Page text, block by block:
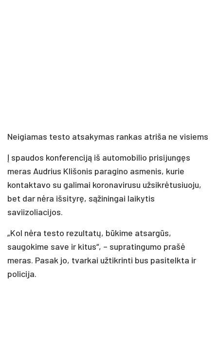
Neigiamas testo atsakymas rankas atriša ne visiems
Į spaudos konferenciją iš automobilio prisijungęs
meras Audrius Klišonis paragino asmenis, kurie
kontaktavo su galimai koronavirusu užsikrėtusiuoju,
bet dar nėra išsityrę, sąžiningai laikytis
saviizoliacijos.
„Kol nėra testo rezultatų, būkime atsargūs,
saugokime save ir kitus“, – supratingumo prašė
meras. Pasak jo, tvarkai užtikrinti bus pasitelkta ir
policija.